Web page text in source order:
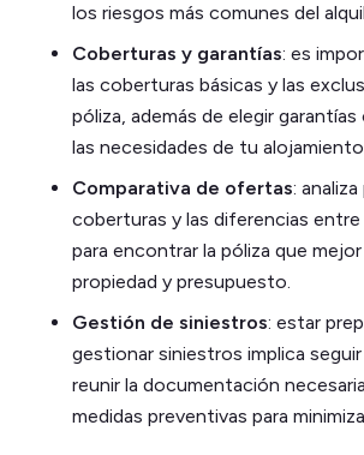
los riesgos más comunes del
Coberturas y garantías: es
las coberturas básicas y las
póliza, además de elegir
las necesidades de tu
Comparativa de ofertas:
coberturas y las diferencias entre
para encontrar la póliza que
propiedad y presupuesto.
Gestión de siniestros: estar
gestionar siniestros implica
reunir la documentación
medidas preventivas para